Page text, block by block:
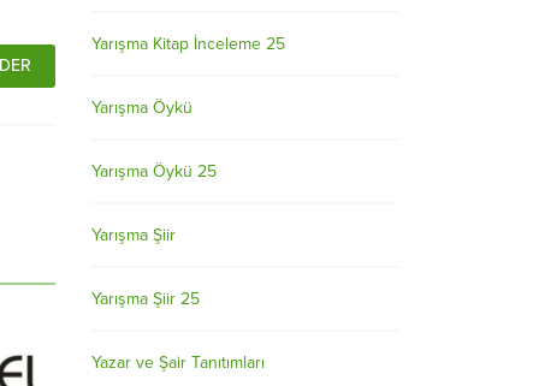
Yarışma Kitap İnceleme 25
Yarışma Öykü
Yarışma Öykü 25
Yarışma Şiir
Yarışma Şiir 25
Yazar ve Şair Tanıtımları